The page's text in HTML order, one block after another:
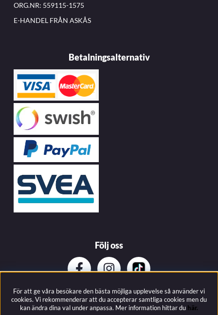
ORG.NR: 559115-1575
E-HANDEL FRÅN ASKÅS
Betalningsalternativ
Följ oss
Prenumerera på vårat nyhetsbrev
För att ge våra besökare den bästa möjliga upplevelse så använder vi
cookies. Vi rekommenderar att du accepterar samtliga cookies men du
kan ändra dina val under anpassa. Mer information hittar du här.